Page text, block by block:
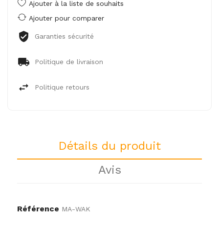
Ajouter à la liste de souhaits
Ajouter pour comparer
Garanties sécurité
Politique de livraison
Politique retours
Détails du produit
Avis
Référence MA-WAK